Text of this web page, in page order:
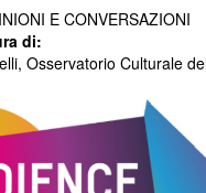
E CONVERSAZIONI
di:
Osservatorio Culturale